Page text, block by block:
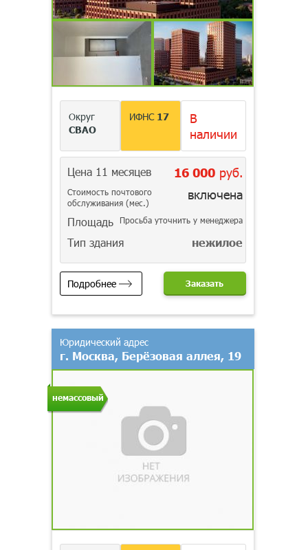
Округ
СВАО
ИФНС 17
В
наличии
Цена 11 месяцев 16 000руб.
Стоимость почтового
обслуживания (мес.)
включена
Площадь Просьба уточнить у менеджера
Тип здания нежилое
Подробнее Заказать
немассовый
Юридический адрес
г. Москва, Берёзовая аллея, 19